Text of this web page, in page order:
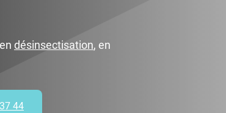
désinsectisation, en
44